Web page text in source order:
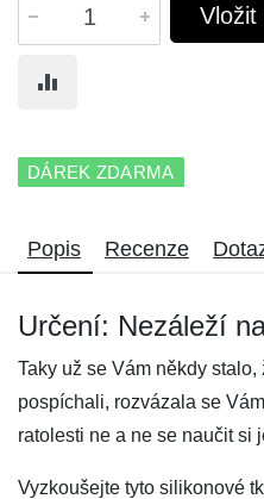
Vložit
DÁREK ZDARMA
Popis Recenze
Určení: Nezáleží
Taky už se Vám někdy
pospíchali, rozvázala se
ratolesti ne a ne se naučit si
Vyzkoušejte tyto silikonové